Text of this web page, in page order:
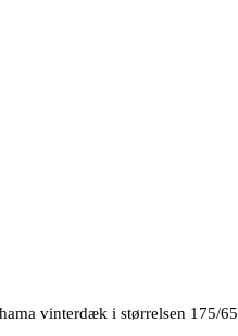
vinterdæk i størrelsen 175/